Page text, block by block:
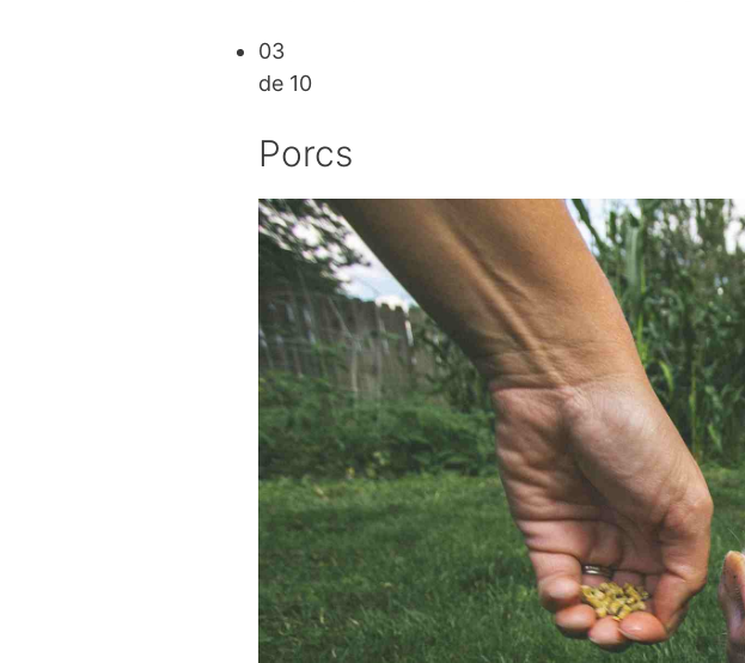
03
de 10
Porcs